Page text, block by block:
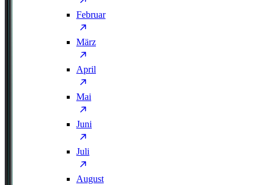
Februar
März
April
Mai
Juni
Juli
August